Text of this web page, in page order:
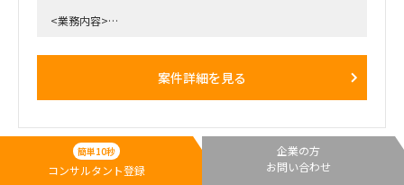
<業務内容>
- 教育メニューの検討、教育コンテンツの企画・導入支援
上記の役割に対応できる方
<期間>
即日〜1年程度
<稼働率>
案件詳細を見る
簡単10秒
コンサルタント登録
企業の方
お問い合わせ